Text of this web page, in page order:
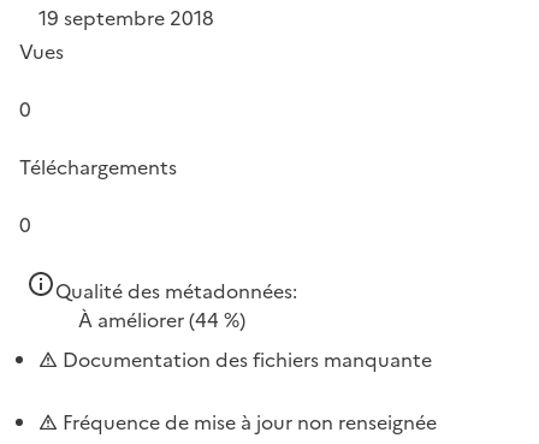
19 septembre 2018
Vues
0
Téléchargements
0
Qualité des métadonnées:
À améliorer(44 %)
Documentation des fichiers manquante
Fréquence de mise à jour non renseignée